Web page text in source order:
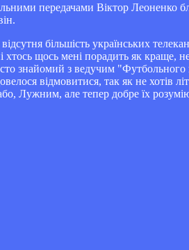
передачами Віктор Леоненко
більшість українських
хтось щось мені порадить як краще,
знайомий з ведучим "Футбольного
відмовитися, так як не хотів
Лужним, але тепер добре їх